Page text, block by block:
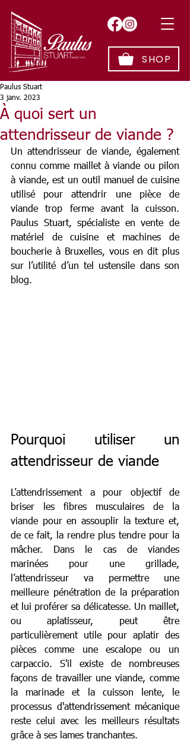
SHOP
À quoi sert un
attendrisseur de viande ?
Paulus Stuart
3 janv. 2023
Un attendrisseur de viande, également
connu comme maillet à viande ou pilon
à viande, est un outil manuel de cuisine
utilisé pour attendrir une pièce de
viande trop ferme avant la cuisson.
Paulus Stuart, spécialiste en vente de
matériel de cuisine et machines de
boucherie à Bruxelles, vous en dit plus
sur l’utilité d’un tel ustensile dans son
blog.
Pourquoi utiliser un
attendrisseur de viande
L’attendrissement a pour objectif de
briser les fibres musculaires de la
viande pour en assouplir la texture et,
de ce fait, la rendre plus tendre pour la
mâcher. Dans le cas de viandes
marinées pour une grillade,
l’attendrisseur va permettre une
meilleure pénétration de la préparation
et lui proférer sa délicatesse. Un maillet,
ou aplatisseur, peut être
particulièrement utile pour aplatir des
pièces comme une escalope ou un
carpaccio. S'il existe de nombreuses
façons de travailler une viande, comme
la marinade et la cuisson lente, le
processus d'attendrissement mécanique
reste celui avec les meilleurs résultats
grâce à ses lames tranchantes.